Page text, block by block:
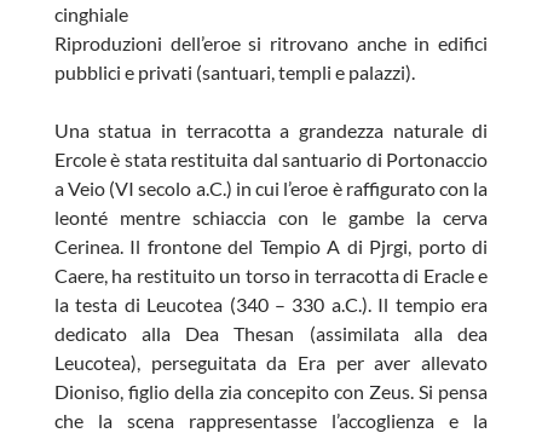
cinghiale
Riproduzioni dell’eroe si ritrovano anche in edifici
pubblici e privati (santuari, templi e palazzi).
Una statua in terracotta a grandezza naturale di
Ercole è stata restituita dal santuario di Portonaccio
a Veio (VI secolo a.C.) in cui l’eroe è raffigurato con la
leonté mentre schiaccia con le gambe la cerva
Cerinea. Il frontone del Tempio A di Pjrgi, porto di
Caere, ha restituito un torso in terracotta di Eracle e
la testa di Leucotea (340 – 330 a.C.). Il tempio era
dedicato alla Dea Thesan (assimilata alla dea
Leucotea), perseguitata da Era per aver allevato
Dioniso, figlio della zia concepito con Zeus. Si pensa
che la scena rappresentasse l’accoglienza e la